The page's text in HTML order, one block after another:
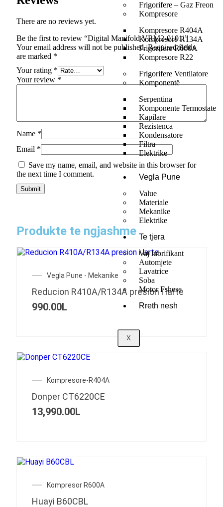
Frigorifere – Gaz Freon
Kompresore
Kompresore R404A
Kompresorë R134A
Frigorifere R600A
Kompresore R22
Frigorifere Ventilatore
Komponentë
Serpentina
Komponente Termostate
Kapilare
Rezistenca
Kondensatore
Filtra
Elektrike
Vegla Pune
Value
Materiale
Mekanike
Elektrike
Te tjera
Vaj lubrifikant
Automjete
Lavatrice
Soba
Motor Fshese
Rreth nesh
X
There are no reviews yet.
Be the first to review “Digital Manifold VRM2-0101i”
Your email address will not be published. Required fields
are marked *
Your rating *
Your review *
Name *
Email *
Save my name, email, and website in this browser for
the next time I comment.
Produkte te ngjashme
OUT OF STOCK
Vegla Pune - Mekanike
Reducion R410A/R134A presion i larte
990.00L
Kompresore-R404A
Donper CT6220CE
13,990.00L
Kompresor R600A
Huayi B60CBL